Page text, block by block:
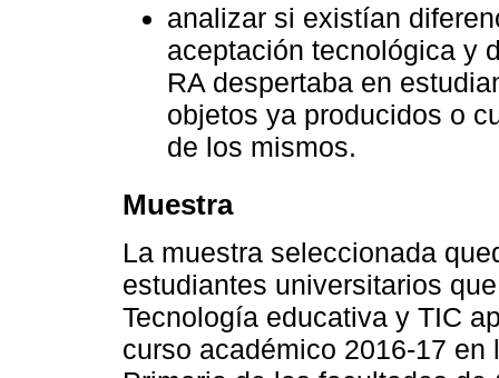
analizar si existían
aceptación tecnológica y
RA despertaba en
objetos ya producidos o
de los mismos.
Muestra
La muestra seleccionada
estudiantes universitarios
Tecnología educativa y TIC
curso académico 2016-17